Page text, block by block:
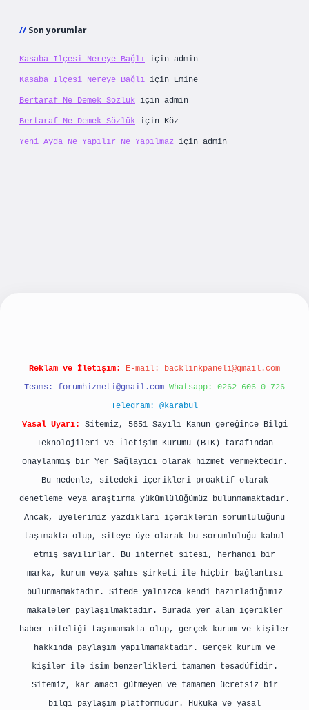
Son yorumlar
Kasaba Ilçesi Nereye Bağlı için admin
Kasaba Ilçesi Nereye Bağlı için Emine
Bertaraf Ne Demek Sözlük için admin
Bertaraf Ne Demek Sözlük için Köz
Yeni Ayda Ne Yapılır Ne Yapılmaz için admin
Reklam ve İletişim: E-mail: backlinkpaneli@gmail.com
Teams: forumhizmeti@gmail.com Whatsapp: 0262 606 0 726
Telegram: @karabul
Yasal Uyarı:
Sitemiz, 5651 Sayılı Kanun gereğince Bilgi
Teknolojileri ve İletişim Kurumu (BTK) tarafından
onaylanmış bir Yer Sağlayıcı olarak hizmet vermektedir.
Bu nedenle, sitedeki içerikleri proaktif olarak
denetleme veya araştırma yükümlülüğümüz bulunmamaktadır.
Ancak, üyelerimiz yazdıkları içeriklerin sorumluluğunu
taşımakta olup, siteye üye olarak bu sorumluluğu kabul
etmiş sayılırlar. Bu internet sitesi, herhangi bir
marka, kurum veya şahıs şirketi ile hiçbir bağlantısı
bulunmamaktadır. Sitede yalnızca kendi hazırladığımız
makaleler paylaşılmaktadır. Burada yer alan içerikler
haber niteliği taşımamakta olup, gerçek kurum ve kişiler
hakkında paylaşım yapılmamaktadır. Gerçek kurum ve
kişiler ile isim benzerlikleri tamamen tesadüfidir.
Sitemiz, kar amacı gütmeyen ve tamamen ücretsiz bir
bilgi paylaşım platformudur. Hukuka ve yasal